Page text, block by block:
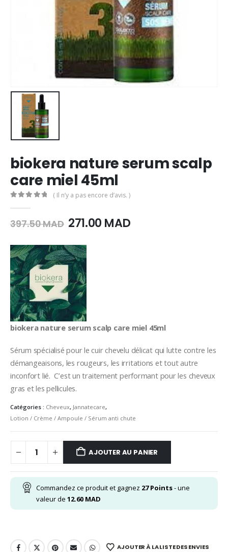
biokera nature serum scalp
care miel 45ml
( Il n’y a pas encore d’avis. )
397.50MAD Le
initial
était :
397.50
MAD.
271.00 MADLe
biokera nature serum scalp care miel 45ml
Sérum spécialisépourlecuirchevelu délicat qui lutte contreles
démangeaisons, les rougeurs, les irritations ettoutautre
inconfort lié. C’estuntraitementperformant pourles cheveux
gras etlespellicules.
Catégories : Cheveux, Jannatecare,
Lotion / Crème / Ampoule / Sérum anti chute
AJOUTER AU PANIER
Commandez ce produit et gagnez 27Points- une
valeur de 12.60 MAD
AJOUTER À LA LISTE DES ENVIES